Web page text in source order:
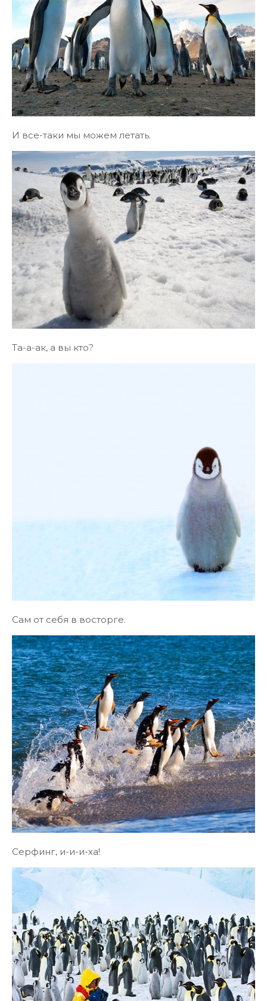
И все-таки мы можем летать.
Та-а-ак, а вы кто?
Сам от себя в восторге.
Серфинг, и-и-и-ха!